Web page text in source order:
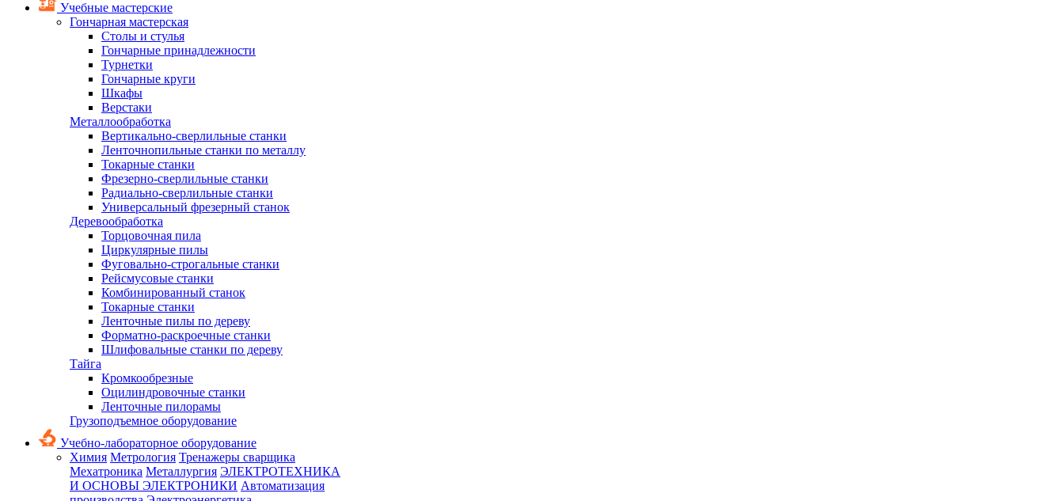
Учебные мастерские
Гончарная мастерская
Столы и стулья
Гончарные принадлежности
Турнетки
Гончарные круги
Шкафы
Верстаки
Металлообработка
Вертикально-сверлильные станки
Ленточнопильные станки по металлу
Токарные станки
Фрезерно-сверлильные станки
Радиально-сверлильные станки
Универсальный фрезерный станок
Деревообработка
Торцовочная пила
Циркулярные пилы
Фуговально-строгальные станки
Рейсмусовые станки
Комбинированный станок
Токарные станки
Ленточные пилы по дереву
Форматно-раскроечные станки
Шлифовальные станки по дереву
Тайга
Кромкообрезные
Оцилиндровочные станки
Ленточные пилорамы
Грузоподъемное оборудование
Учебно-лабораторное оборудование
Химия Метрология Тренажеры сварщика
Мехатроника Металлургия ЭЛЕКТРОТЕХНИКА
И ОСНОВЫ ЭЛЕКТРОНИКИ Автоматизация